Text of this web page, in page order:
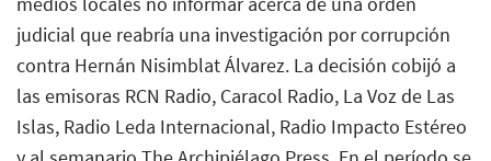
judicial que reabría una investigación por corrupción
contra Hernán Nisimblat Álvarez. La decisión cobijó a
las emisoras RCN Radio, Caracol Radio, La Voz de Las
Islas, Radio Leda Internacional, Radio Impacto Estéreo